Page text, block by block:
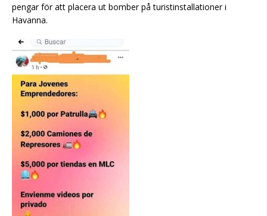
pengar för att placera ut bomber på turistinstallationer i
Havanna.